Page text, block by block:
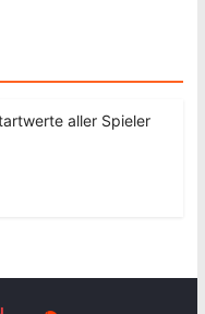
aller Spieler